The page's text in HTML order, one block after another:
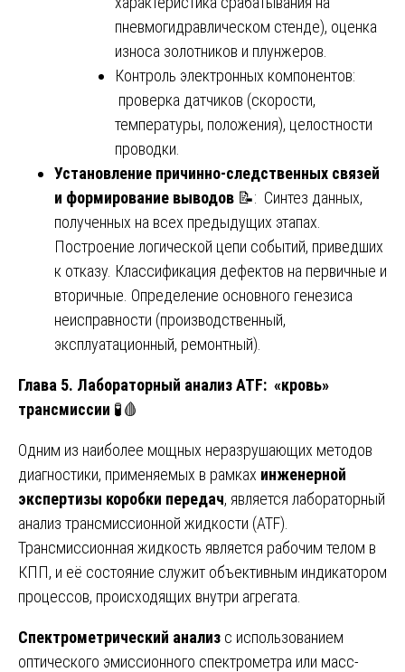
пневмогидравлическом стенде), оценка
износа золотников и плунжеров.
Контроль электронных компонентов:
проверка датчиков (скорости,
температуры, положения), целостности
проводки.
Установление причинно-следственных связей
и формирование выводов 📝: Синтез данных,
полученных на всех предыдущих этапах.
Построение логической цепи событий, приведших
к отказу. Классификация дефектов на первичные и
вторичные. Определение основного генезиса
неисправности (производственный,
эксплуатационный, ремонтный).
Глава 5. Лабораторный анализ ATF: «кровь»
трансмиссии 🧪🩸
Одним из наиболее мощных неразрушающих методов
диагностики, применяемых в рамках инженерной
экспертизы коробки передач, является лабораторный
анализ трансмиссионной жидкости (ATF).
Трансмиссионная жидкость является рабочим телом в
КПП, и её состояние служит объективным индикатором
процессов, происходящих внутри агрегата.
Спектрометрический анализ с использованием
оптического эмиссионного спектрометра или масс-